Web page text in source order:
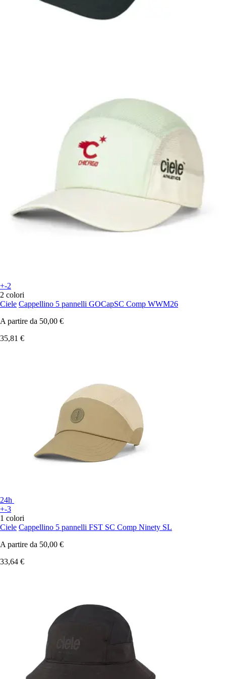
+-2
2 colori
Ciele Cappellino 5 pannelli GOCapSC Comp WWM26
A partire da 50,00 €
35,81 €
24h
+-3
1 colori
Ciele Cappellino 5 pannelli FST SC Comp Ninety SL
A partire da 50,00 €
33,64 €